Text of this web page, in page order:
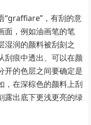
“graffiare”，有刮的意
面，例如油画笔的笔
湿润的颜料被刮刻之
刮痕中透出、可以在颜
开的色层之间要确定是
，在深棕色的颜料上刮
露出底下更浅更亮的绿